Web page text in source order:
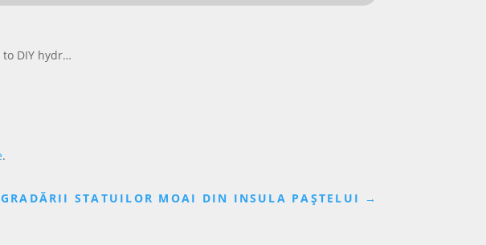
DIY hydr…
.
STATUILOR MOAI DIN INSULA PAȘTELUI →